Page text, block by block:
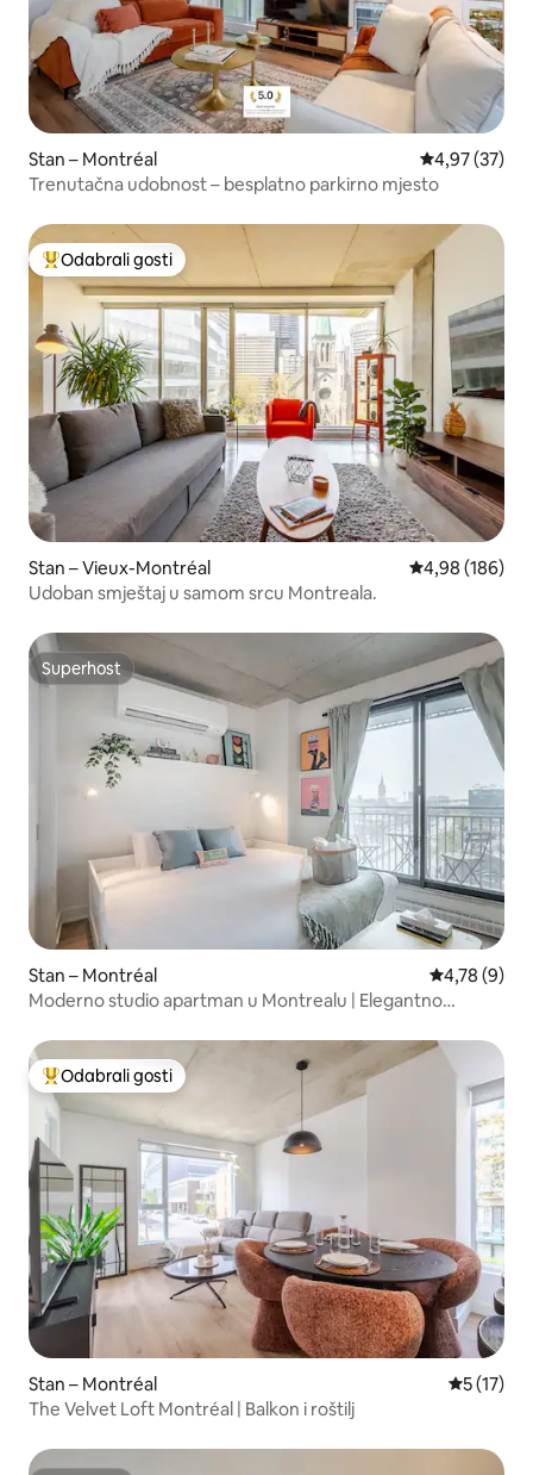
Stan – Montréal Prosječna
4,97 (37)
Trenutačna udobnost – besplatno parkirno mjesto
Među najviše rangiranima s oznakom „Odabrali gosti”
Odabrali gosti
Stan – Vieux-Montréal Prosječna
4,98 (186)
Udoban smještaj u samom srcu Montreala.
Superhost
Superhost
Stan – Montréal Prosječna
4,78 (9)
Moderno studio apartman u Montrealu | Elegantno
Među najviše rangiranima s oznakom „Odabrali gosti”
Odabrali gosti
Stan – Montréal Prosječna
5 (17)
The Velvet Loft Montréal | Balkon i roštilj